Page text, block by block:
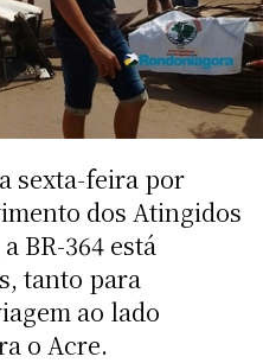
sexta-feira por
dos Atingidos
BR-364 está
tanto para
ao lado
o Acre.